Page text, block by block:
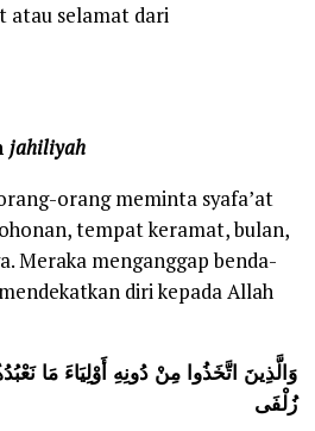
atau selamat dari
jahiliyah
orang meminta syafa’at
tempat keramat, bulan,
Meraka menganggap benda-
diri kepada Allah
وَالَّذِينَ اتَّخَذُوا مِنْ دُونِهِ أَوْلِيَاءَ مَا
زُلْفَى